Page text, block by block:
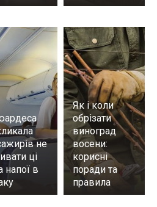
не
ці
напої в
Як і коли
обрізати
виноград
восени:
корисні
поради та
правила